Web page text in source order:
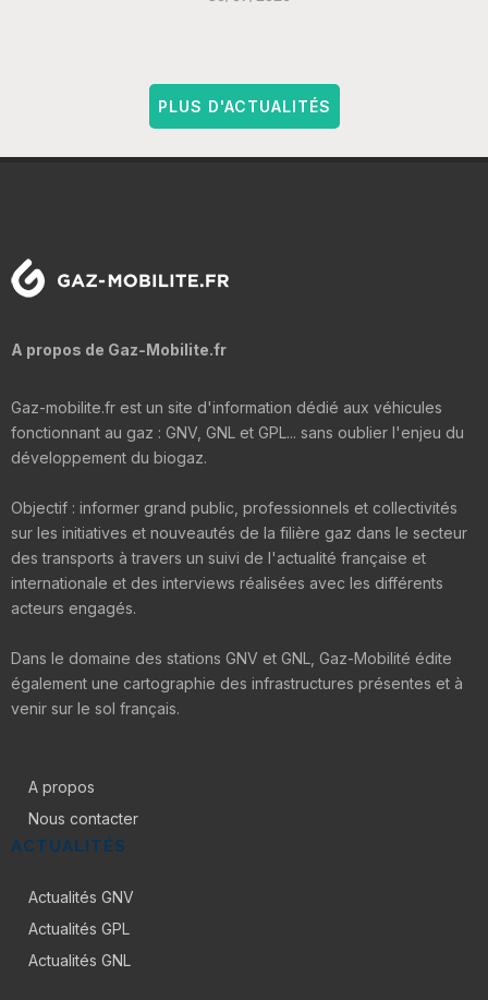
PLUS D'ACTUALITÉS
A propos de Gaz-Mobilite.fr
Gaz-mobilite.fr est un site d'information dédié aux véhicules
fonctionnant au gaz : GNV, GNL et GPL... sans oublier l'enjeu du
développement du biogaz.
Objectif : informer grand public, professionnels et collectivités
sur les initiatives et nouveautés de la filière gaz dans le secteur
des transports à travers un suivi de l'actualité française et
internationale et des interviews réalisées avec les différents
acteurs engagés.
Dans le domaine des stations GNV et GNL, Gaz-Mobilité édite
également une cartographie des infrastructures présentes et à
venir sur le sol français.
A propos
Nous contacter
ACTUALITÉS
Actualités GNV
Actualités GPL
Actualités GNL